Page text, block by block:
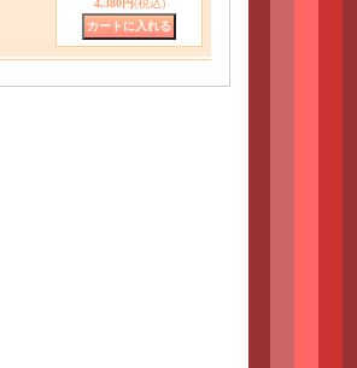
4,380円(税込)